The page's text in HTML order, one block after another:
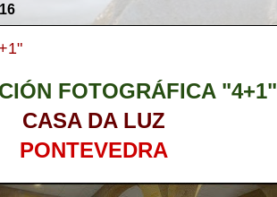
FOTOGRÁFICA "4+1"
CASA DA LUZ
PONTEVEDRA